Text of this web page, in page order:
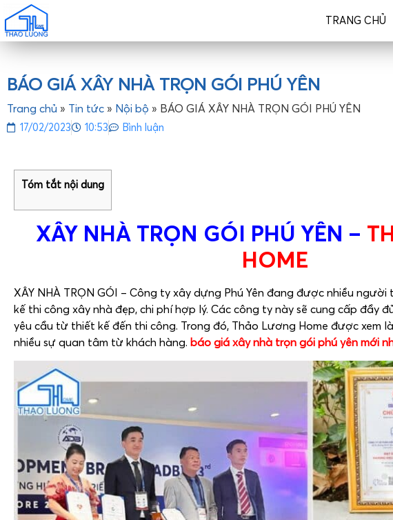
TRANG CHỦ
BÁO GIÁ XÂY NHÀ TRỌN GÓI PHÚ YÊN
Trang chủ » Tin tức » Nội bộ » BÁO GIÁ XÂY NHÀ TRỌN GÓI PHÚ YÊN
17/02/2023 10:53 Bình luận
Tóm tắt nội dung
XÂYNHÀ TRỌN GÓI PHÚ YÊN –
HOME
XÂY NHÀ TRỌN GÓI – Công ty xây dựng Phú Yên đang được nhiều người
kế thi công xây nhà đẹp, chi phí hợp lý. Các công ty này sẽ cung cấp đầy
yêu cầu từ thiết kế đến thi công. Trong đó, Thảo Lương Home được xem
nhiều sự quan tâm từ khách hàng. báo giá xây nhà trọn gói phú yên mới